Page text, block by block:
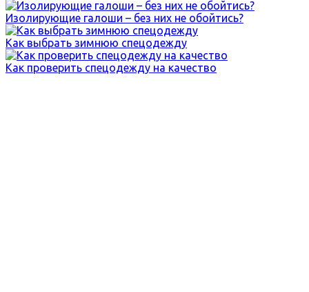
Изолирующие галоши – без них не обойтись?
Как выбрать зимнюю спецодежду
Как проверить спецодежду на качество